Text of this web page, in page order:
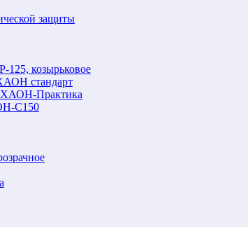
защиты
125, козырьковое
стандарт
Практика
С150